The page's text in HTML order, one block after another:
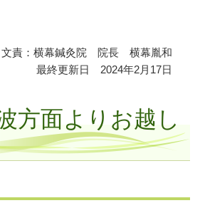
文責：横幕鍼灸院 院長 横幕胤和
最終更新日 2024年2月17日
方面よりお越し